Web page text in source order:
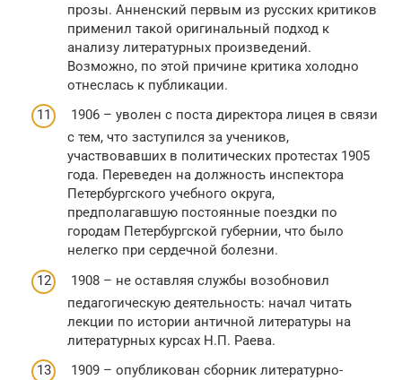
прозы. Анненский первым из русских критиков
применил такой оригинальный подход к
анализу литературных произведений.
Возможно, по этой причине критика холодно
отнеслась к публикации.
1906 – уволен с поста директора лицея в связи
с тем, что заступился за учеников,
участвовавших в политических протестах 1905
года. Переведен на должность инспектора
Петербургского учебного округа,
предполагавшую постоянные поездки по
городам Петербургской губернии, что было
нелегко при сердечной болезни.
1908 – не оставляя службы возобновил
педагогическую деятельность: начал читать
лекции по истории античной литературы на
литературных курсах Н.П. Раева.
1909 – опубликован сборник литературно-